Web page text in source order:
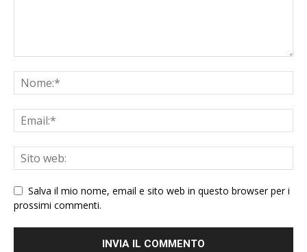
Salva il mio nome, email e sito web in questo browser per i
prossimi commenti.